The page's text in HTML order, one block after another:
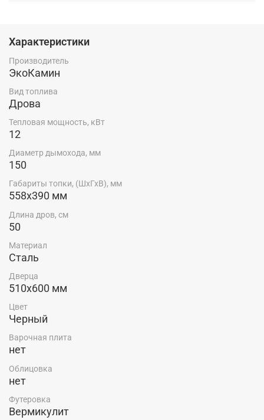
Характеристики
Производитель
ЭкоКамин
Вид топлива
Дрова
Тепловая мощность, кВт
12
Диаметр дымохода, мм
150
Габариты топки, (ШхГхВ), мм
558х390 мм
Длина дров, см
50
Материал
Сталь
Дверца
510х600 мм
Цвет
Черный
Варочная плита
нет
Облицовка
нет
Футеровка
Вермикулит